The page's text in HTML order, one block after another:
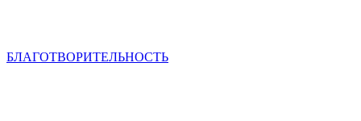
БЛАГОТВОРИТЕЛЬНОСТЬ